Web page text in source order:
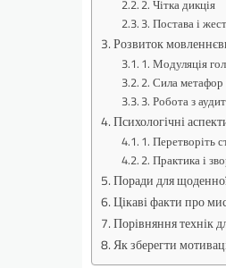
2. Чітка дикція
3. Постава і
Розвиток
1. Модуляція
2. Сила метафор
3. Робота з
Психологічні
1. Перетворіть
2. Практика і
Поради для
Цікаві факти про
Порівняння технік
Як зберегти